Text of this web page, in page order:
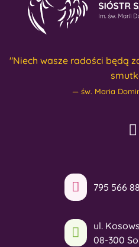
"Niech wasze radości będą
św. Maria
795 566
ul.
08-300